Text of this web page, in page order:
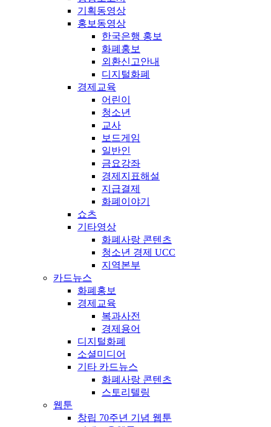
기획동영상
홍보동영상
한국은행 홍보
화폐홍보
외환신고안내
디지털화폐
경제교육
어린이
청소년
교사
보드게임
일반인
금요강좌
경제지표해설
지급결제
화폐이야기
쇼츠
기타영상
화폐사랑 콘텐츠
청소년 경제 UCC
지역본부
카드뉴스
화폐홍보
경제교육
복과사전
경제용어
디지털화폐
소셜미디어
기타 카드뉴스
화폐사랑 콘텐츠
스토리텔링
웹툰
창립 70주년 기념 웹툰